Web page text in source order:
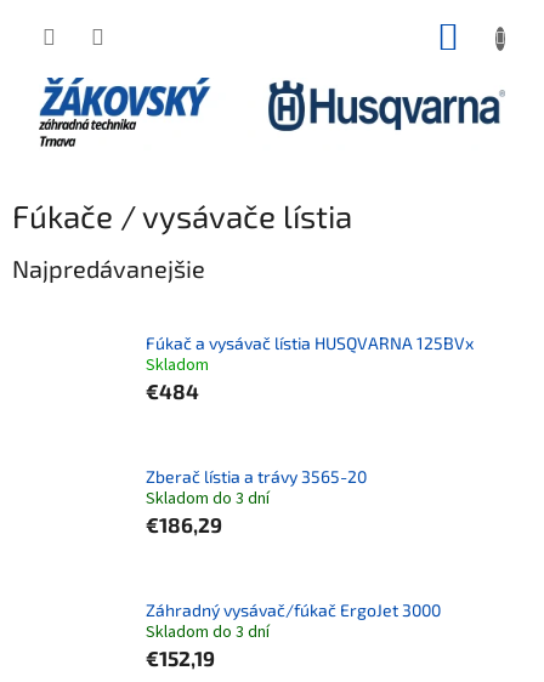
Fúkače / vysávače lístia
Najpredávanejšie
Fúkač a vysávač lístia HUSQVARNA 125BVx
Skladom
€484
Zberač lístia a trávy 3565-20
Skladom do 3 dní
€186,29
Záhradný vysávač/fúkač ErgoJet 3000
Skladom do 3 dní
€152,19